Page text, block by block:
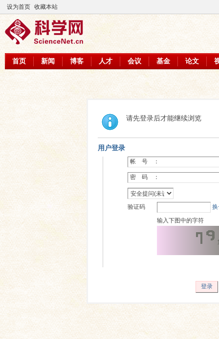
设为首页 收藏本站
首页 新闻 博客 人才 会议 基金 论文
请先登录后才能继续浏览
用户登录
帐 号 ：
密 码 ：
验证码
输入下图中的字符
登录